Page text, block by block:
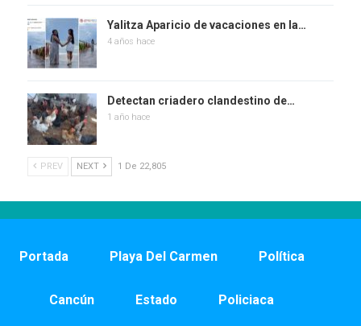
Yalitza Aparicio de vacaciones en la…
4 años hace
Detectan criadero clandestino de…
1 año hace
PREV NEXT 1 De 22,805
Portada Playa Del Carmen Política
Cancún Estado Policiaca